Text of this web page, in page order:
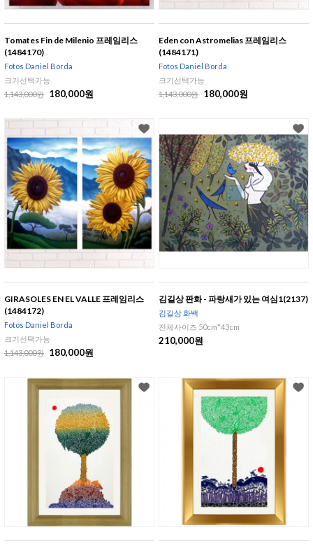
Tomates Fin de Milenio 프레임리스
(1484170)
Fotos Daniel Borda
크기선택가능
1,143,000원
180,000원
Eden con Astromelias 프레임리스
(1484171)
Fotos Daniel Borda
크기선택가능
1,143,000원
180,000원
GIRASOLES EN EL VALLE 프레임리스
(1484172)
Fotos Daniel Borda
크기선택가능
1,143,000원
180,000원
김길상 판화 - 파랑새가 있는 여심1(2137)
김길상 화백
전체사이즈 50cm*43cm
210,000원